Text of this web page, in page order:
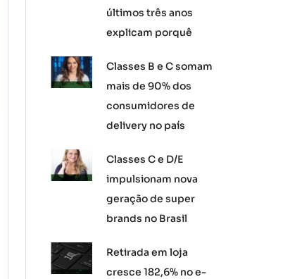
últimos três anos
explicam porquê
Classes B e C somam
mais de 90% dos
consumidores de
delivery no país
Classes C e D/E
impulsionam nova
geração de super
brands no Brasil
Retirada em loja
cresce 182,6% no e-